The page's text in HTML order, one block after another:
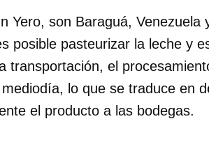
Yero, son Baraguá, Venezuela
posible pasteurizar la leche y
transportación, el
lo que se traduce en
el producto a las bodegas.